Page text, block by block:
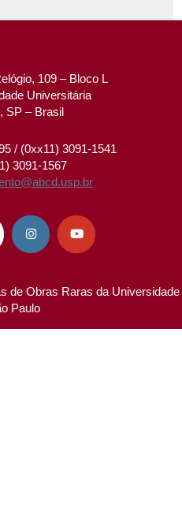
109 – Bloco L
Universitária
SP – Brasil
/ (0xx11) 3091-1541
3091-1567
 
de Obras Raras da Universidade
Paulo